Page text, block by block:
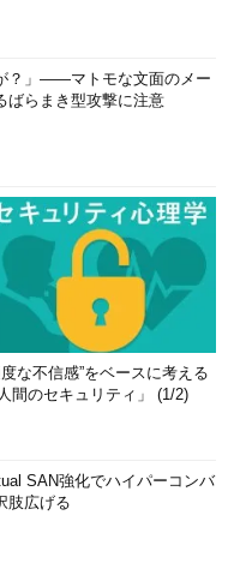
？」――マトモな文面のメー
ばらまき型攻撃に注意
度な不信感”をベースに考える
人間のセキュリティ」 (1/2)
SAN強化でハイパーコンバ
肢広げる